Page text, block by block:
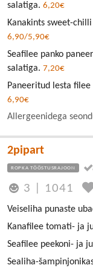
salatiga. 6,20€
Kanakints sweet-
6,90/5,90€
Seafilee panko
salatiga. 7,20€
Paneeritud lesta
6,90€
Allergeenidega
2pipart
ROPKA TÖÖSTUSRAJOON
3 1041
Veiseliha punaste
Kanafilee tomati- ja
Seafilee peekoni- ja
Sealiha-